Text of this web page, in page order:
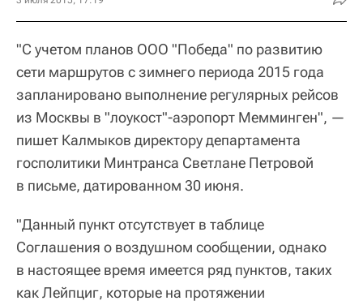
"С учетом планов ООО "Победа" по развитию
сети маршрутов с зимнего периода 2015 года
запланировано выполнение регулярных рейсов
из Москвы в "лоукост"-аэропорт Мемминген", —
пишет Калмыков директору департамента
госполитики Минтранса Светлане Петровой
в письме, датированном 30 июня.
"Данный пункт отсутствует в таблице
Соглашения о воздушном сообщении, однако
в настоящее время имеется ряд пунктов, таких
как Лейпциг, которые на протяжении